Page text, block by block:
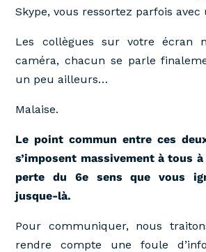
Skype, vous ressortez parfois
Les collègues sur votre écran
caméra, chacun se parle
un peu ailleurs…
Malaise.
Le point commun entre ces
s’imposent massivement à tous
perte du 6e sens que vous
jusque-là.
Pour communiquer, nous
rendre compte une foule